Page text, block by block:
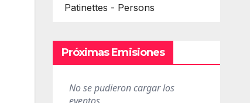
Patinettes - Persons
Próximas Emisiones